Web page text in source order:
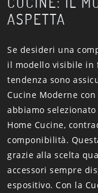
ASPETTA
Se desideri una
il modello visibile
tendenza sono
Cucine Moderne
abbiamo
Home Cucine,
componibilità.
grazie alla scelta
accessori sempre
espositivo. Con la